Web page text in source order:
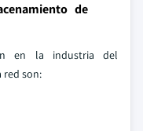
de
en la industria del
red son: